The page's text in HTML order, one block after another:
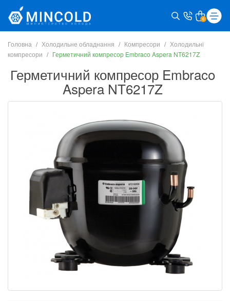
0
Головна Холодильне обладнання Компресори
Холодильні
компресори
Герметичний компресор Embraco Aspera NT6217Z
Герметичний компресор Embraco
Aspera NT6217Z